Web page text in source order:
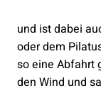
und ist dabei
oder dem
so eine Abfahrt
den Wind und